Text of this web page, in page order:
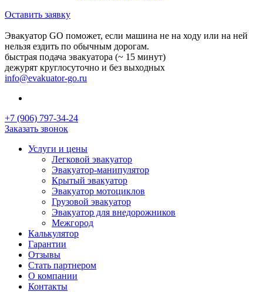
Оставить заявку
Эвакуатор GO поможет, если машина не на ходу или на ней
нельзя ездить по обычным дорогам.
быстрая подача эвакуатора (~ 15 минут)
дежурят круглосуточно и без выходных
info@evakuator-go.ru
+7 (906) 797-34-24
Заказать звонок
Услуги и цены
Легковой эвакуатор
Эвакуатор-манипулятор
Крытый эвакуатор
Эвакуатор мотоциклов
Грузовой эвакуатор
Эвакуатор для внедорожников
Межгород
Калькулятор
Гарантии
Отзывы
Стать партнером
О компании
Контакты